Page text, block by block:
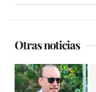
Otras noticias